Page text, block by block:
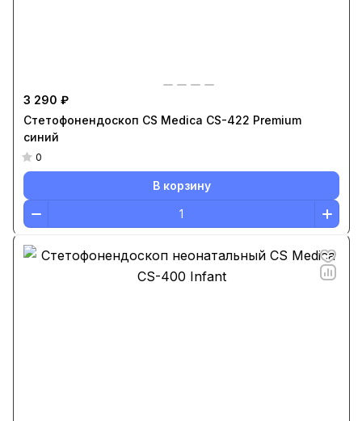
3 290 ₽
Стетофонендоскоп CS Medica CS-422 Premium
синий
0
В корзину